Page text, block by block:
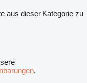
aus dieser Kategorie zu
.